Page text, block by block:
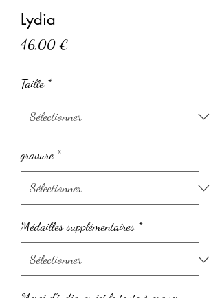
Lydia
46,00 €
Taille *
gravure *
Médailles supplémentaires *